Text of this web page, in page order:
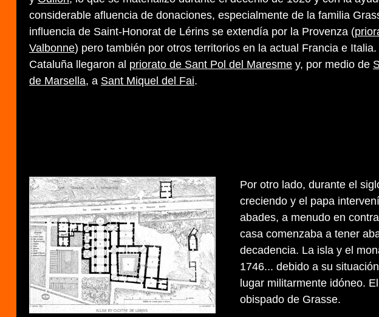
considerable afluencia de donaciones, especialmente de la familia
influencia de Saint-Honorat de Lérins se extendía por la Provenza (
Valbonne) pero también por otros territorios en la actual Francia e Italia.
Cataluña llegaron al priorato de Sant Pol del Maresme y, por medio de
de Marsella, a Sant Miquel del Fai.
Por otro lado, durante el
creciendo y el papa
abades, a menudo en
casa comenzaba a tener
decadencia. La isla y el
1746... debido a su
lugar militarmente idóneo.
obispado de Grasse.